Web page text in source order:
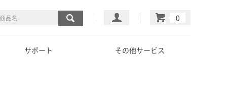
マイページ
カート
サポート その他サービス